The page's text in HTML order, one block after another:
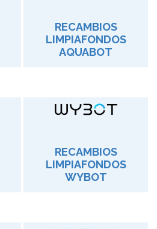
RECAMBIOS
LIMPIAFONDOS
AQUABOT
RECAMBIOS
LIMPIAFONDOS
WYBOT